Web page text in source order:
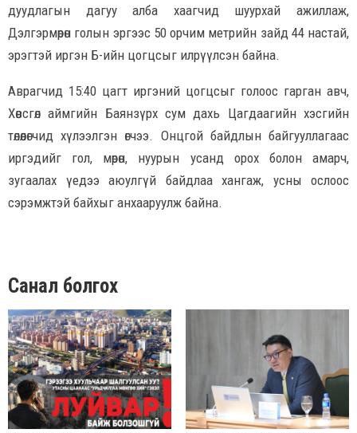
дуудлагын дагуу алба хаагчид шуурхай ажиллаж,
Дэлгэрмөрөн голын эргээс 50 орчим метрийн зайд 44 настай,
эрэгтэй иргэн Б-ийн цогцсыг илрүүлсэн байна.
Аврагчид 15:40 цагт иргэний цогцсыг голоос гарган авч,
Хөвсгөл аймгийн Баянзүрх сум дахь Цагдаагийн хэсгийн
төлөөлөгчид хүлээлгэн өгчээ. Онцгой байдлын байгууллагаас
иргэдийг гол, мөрөн, нуурын усанд орох болон амарч,
зугаалах үедээ аюулгүй байдлаа хангаж, усны ослоос
сэрэмжтэй байхыг анхааруулж байна.
Санал болгох